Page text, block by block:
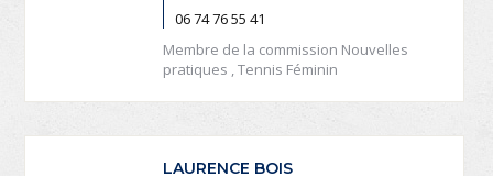
06 74 76 55 41
Membre de la commission Nouvelles
pratiques , Tennis Féminin
LAURENCE BOIS